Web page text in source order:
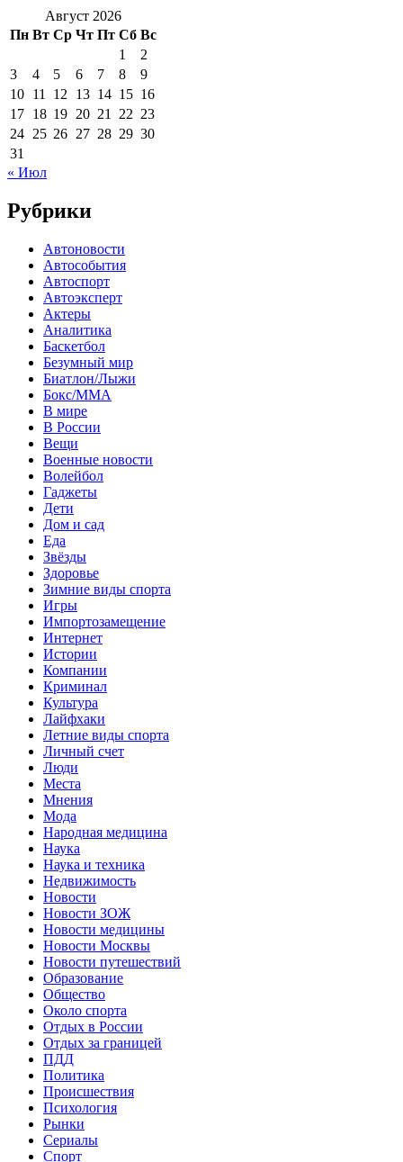
Август 2026
Пн Вт Ср Чт Пт Сб Вс
1
2
3
4 5 6 7 8
9
10 11 12 13 14 15 16
17 18 19 20 21 22 23
24 25 26 27 28 29 30
31
« Июл
Рубрики
Автоновости
Автособытия
Автоспорт
Автоэксперт
Актеры
Аналитика
Баскетбол
Безумный мир
Биатлон/Лыжи
Бокс/MMA
В мире
В России
Вещи
Военные новости
Волейбол
Гаджеты
Дети
Дом и сад
Еда
Звёзды
Здоровье
Зимние виды спорта
Игры
Импортозамещение
Интернет
Истории
Компании
Криминал
Культура
Лайфхаки
Летние виды спорта
Личный счет
Люди
Места
Мнения
Мода
Народная медицина
Наука
Наука и техника
Недвижимость
Новости
Новости ЗОЖ
Новости медицины
Новости Москвы
Новости путешествий
Образование
Общество
Около спорта
Отдых в России
Отдых за границей
ПДД
Политика
Происшествия
Психология
Рынки
Сериалы
Спорт